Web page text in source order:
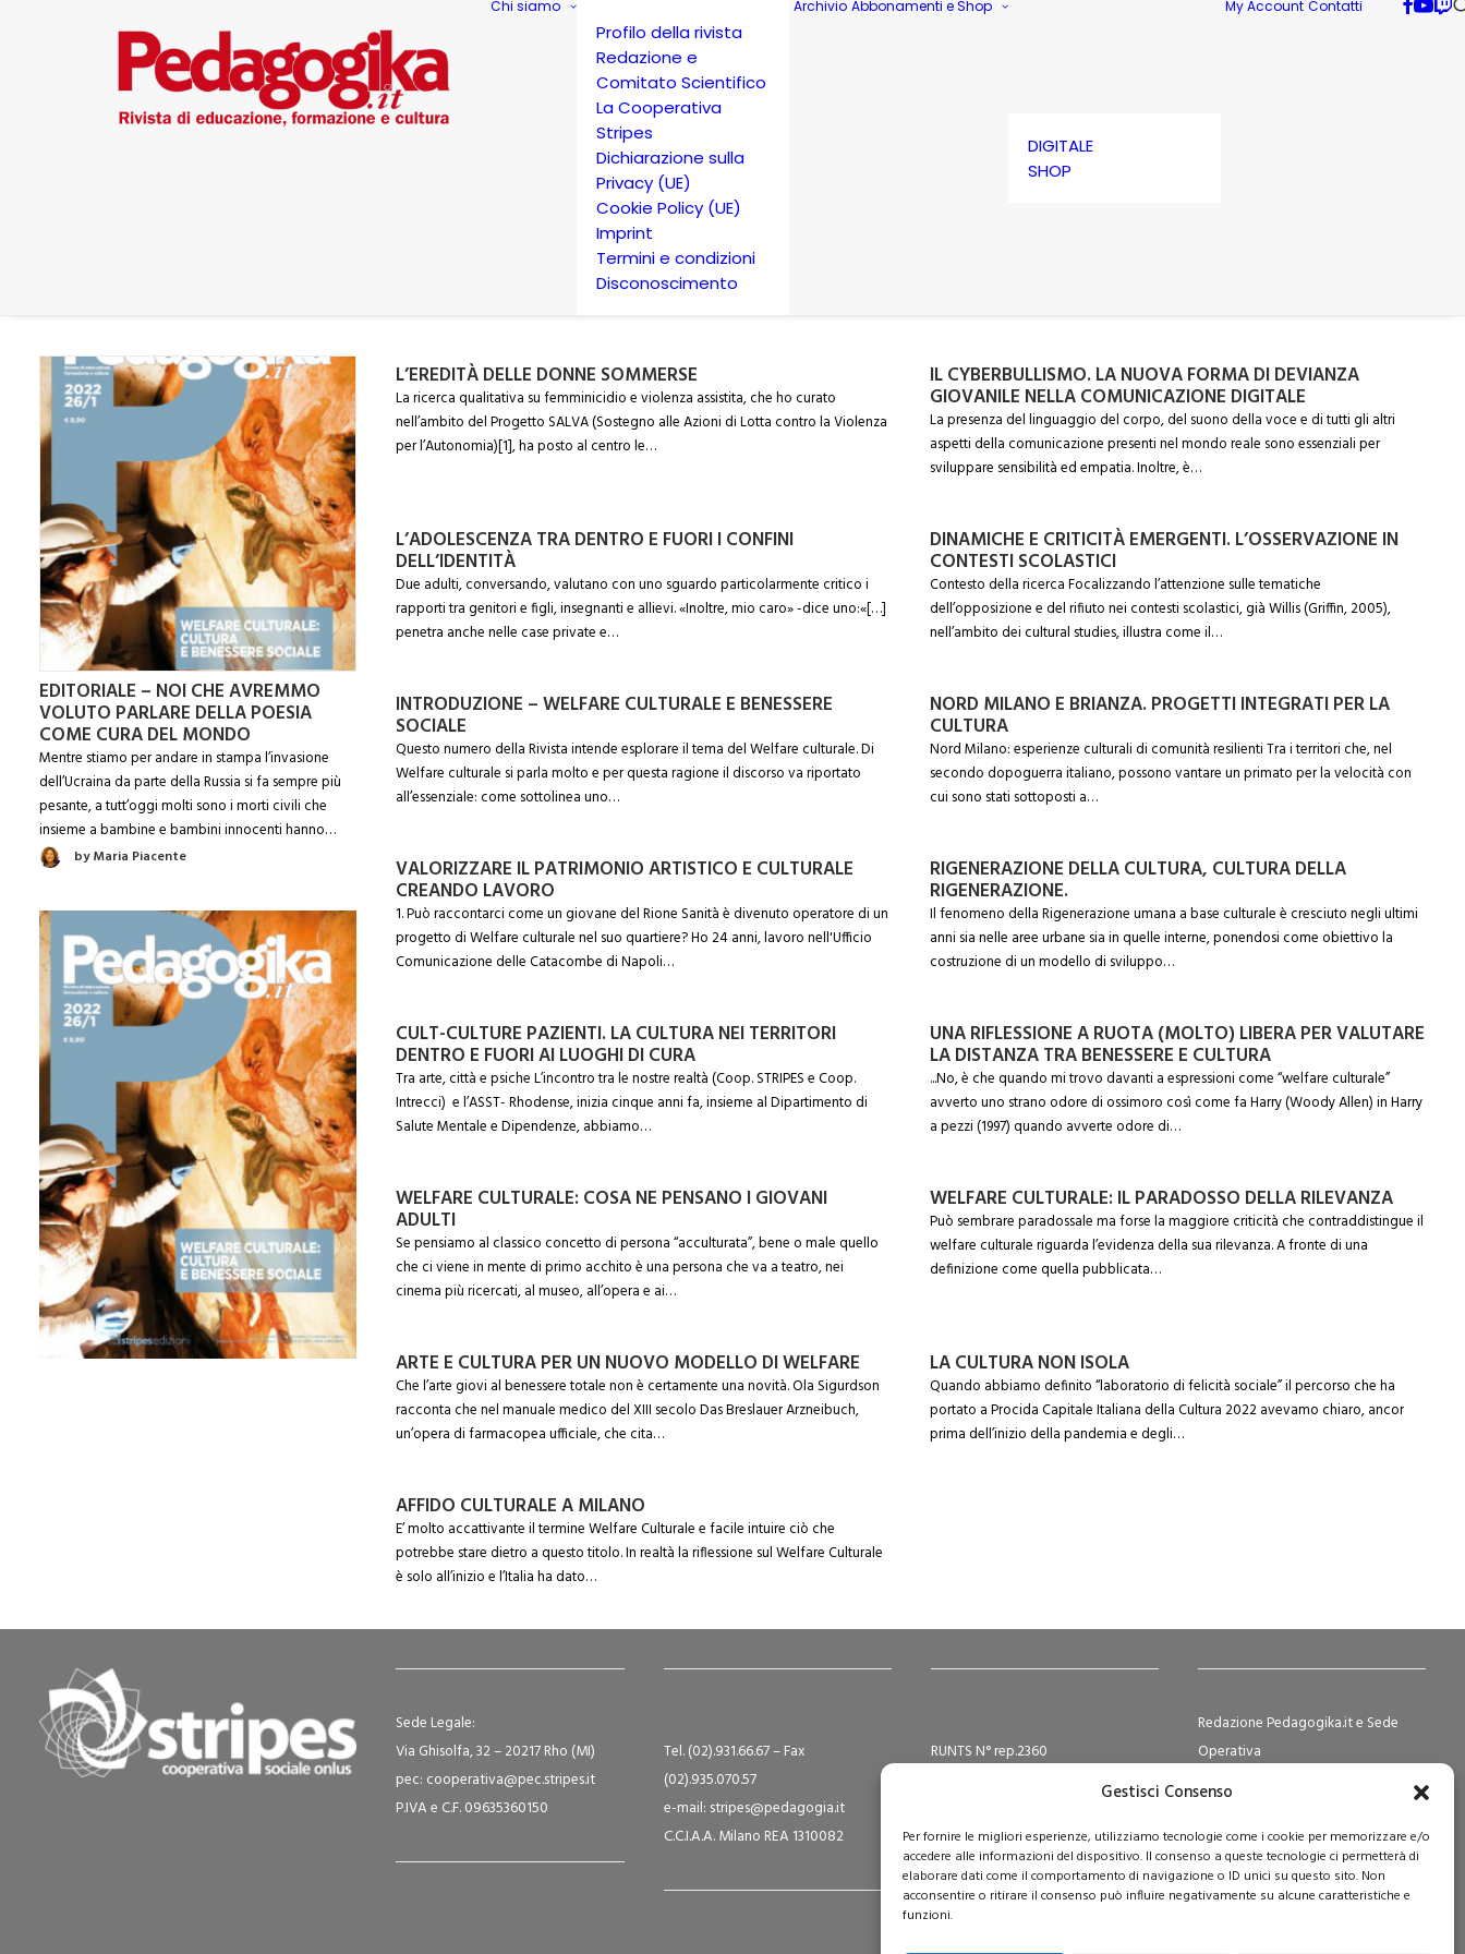
Gestisci Consenso
Per fornire le migliori esperienze, utilizziamo tecnologie come i cookie per memorizzare e/o
accedere alle informazioni del dispositivo. Il consenso a queste tecnologie ci permetterà di
elaborare dati come il comportamento di navigazione o ID unici su questo sito. Non
acconsentire o ritirare il consenso può influire negativamente su alcune caratteristiche e
funzioni.
Chi siamo
Profilo della rivista
Redazione e
Comitato Scientifico
La Cooperativa
Stripes
Dichiarazione sulla
Privacy (UE)
Cookie Policy (UE)
Imprint
Termini e condizioni
Disconoscimento
Archivio Abbonamenti e Shop
DIGITALE
SHOP
My Account Contatti
EDITORIALE – NOI CHE AVREMMO
VOLUTO PARLARE DELLA POESIA
COME CURA DEL MONDO
Mentre stiamo per andare in stampa l’invasione
dell’Ucraina da parte della Russia si fa sempre più
pesante, a tutt’oggi molti sono i morti civili che
insieme a bambine e bambini innocenti hanno…
by Maria Piacente
L’EREDITÀ DELLE DONNE SOMMERSE
La ricerca qualitativa su femminicidio e violenza assistita, che ho curato
nell’ambito del Progetto SALVA (Sostegno alle Azioni di Lotta contro la Violenza
per l’Autonomia)[1], ha posto al centro le…
IL CYBERBULLISMO. LA NUOVA FORMA DI DEVIANZA
GIOVANILE NELLA COMUNICAZIONE DIGITALE
La presenza del linguaggio del corpo, del suono della voce e di tutti gli altri
aspetti della comunicazione presenti nel mondo reale sono essenziali per
sviluppare sensibilità ed empatia. Inoltre, è…
L’ADOLESCENZA TRA DENTRO E FUORI I CONFINI
DELL’IDENTITÀ
Due adulti, conversando, valutano con uno sguardo particolarmente critico i
rapporti tra genitori e figli, insegnanti e allievi. «Inoltre, mio caro» -dice uno:«[…]
penetra anche nelle case private e…
DINAMICHE E CRITICITÀ EMERGENTI. L’OSSERVAZIONE IN
CONTESTI SCOLASTICI
Contesto della ricerca Focalizzando l’attenzione sulle tematiche
dell’opposizione e del rifiuto nei contesti scolastici, già Willis (Griffin, 2005),
nell’ambito dei cultural studies, illustra come il…
INTRODUZIONE – WELFARE CULTURALE E BENESSERE
SOCIALE
Questo numero della Rivista intende esplorare il tema del Welfare culturale. Di
Welfare culturale si parla molto e per questa ragione il discorso va riportato
all’essenziale: come sottolinea uno…
NORD MILANO E BRIANZA. PROGETTI INTEGRATI PER LA
CULTURA
Nord Milano: esperienze culturali di comunità resilienti Tra i territori che, nel
secondo dopoguerra italiano, possono vantare un primato per la velocità con
cui sono stati sottoposti a…
VALORIZZARE IL PATRIMONIO ARTISTICO E CULTURALE
CREANDO LAVORO
1. Può raccontarci come un giovane del Rione Sanità è divenuto operatore di un
progetto di Welfare culturale nel suo quartiere? Ho 24 anni, lavoro nell'Ufficio
Comunicazione delle Catacombe di Napoli…
RIGENERAZIONE DELLA CULTURA, CULTURA DELLA
RIGENERAZIONE.
Il fenomeno della Rigenerazione umana a base culturale è cresciuto negli ultimi
anni sia nelle aree urbane sia in quelle interne, ponendosi come obiettivo la
costruzione di un modello di sviluppo…
CULT-CULTURE PAZIENTI. LA CULTURA NEI TERRITORI
DENTRO E FUORI AI LUOGHI DI CURA
Tra arte, città e psiche L’incontro tra le nostre realtà (Coop. STRIPES e Coop.
Intrecci) e l’ASST- Rhodense, inizia cinque anni fa, insieme al Dipartimento di
Salute Mentale e Dipendenze, abbiamo…
UNA RIFLESSIONE A RUOTA (MOLTO) LIBERA PER VALUTARE
LA DISTANZA TRA BENESSERE E CULTURA
...No, è che quando mi trovo davanti a espressioni come “welfare culturale”
avverto uno strano odore di ossimoro così come fa Harry (Woody Allen) in Harry
a pezzi (1997) quando avverte odore di…
WELFARE CULTURALE: COSA NE PENSANO I GIOVANI
ADULTI
Se pensiamo al classico concetto di persona “acculturata”, bene o male quello
che ci viene in mente di primo acchito è una persona che va a teatro, nei
cinema più ricercati, al museo, all’opera e ai…
WELFARE CULTURALE: IL PARADOSSO DELLA RILEVANZA
Può sembrare paradossale ma forse la maggiore criticità che contraddistingue il
welfare culturale riguarda l’evidenza della sua rilevanza. A fronte di una
definizione come quella pubblicata…
ARTE E CULTURA PER UN NUOVO MODELLO DI WELFARE
Che l’arte giovi al benessere totale non è certamente una novità. Ola Sigurdson
racconta che nel manuale medico del XIII secolo Das Breslauer Arzneibuch,
un’opera di farmacopea ufficiale, che cita…
LA CULTURA NON ISOLA
Quando abbiamo definito “laboratorio di felicità sociale” il percorso che ha
portato a Procida Capitale Italiana della Cultura 2022 avevamo chiaro, ancor
prima dell’inizio della pandemia e degli…
AFFIDO CULTURALE A MILANO
E’ molto accattivante il termine Welfare Culturale e facile intuire ciò che
potrebbe stare dietro a questo titolo. In realtà la riflessione sul Welfare Culturale
è solo all’inizio e l’Italia ha dato…
Sede Legale:
Via Ghisolfa, 32 – 20217 Rho (MI)
pec: cooperativa@pec.stripes.it
P.IVA e C.F. 09635360150
Tel. (02).931.66.67 – Fax
(02).935.070.57
e-mail: stripes@pedagogia.it
C.C.I.A.A. Milano REA 1310082
RUNTS N° rep.2360
Albo Società Cooperative N°
Capitale Sociale i.v. € 365.108,00
Redazione Pedagogika.it e Sede
Operativa
Via San Domenico Savio, 6 – 20017
Reg. Tribunale: n. 187 del 29/03/97 |
ISSN: 1593-2259
Web:www.pedagogia.it